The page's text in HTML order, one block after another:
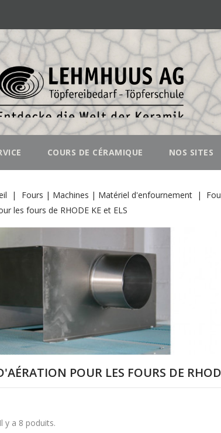
COURS DE CÉRAMIQUE NOS SITES
Fours | Machines | Matériel d'enfournement
les fours de RHODE KE et ELS
POUR LES FOURS DE
Il y a 8 poduits.